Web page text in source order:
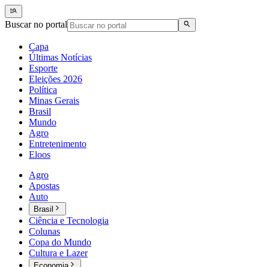
Buscar no portal
Capa
Últimas Notícias
Esporte
Eleições 2026
Política
Minas Gerais
Brasil
Mundo
Agro
Entretenimento
Eloos
Agro
Apostas
Auto
Brasil
Ciência e Tecnologia
Colunas
Copa do Mundo
Cultura e Lazer